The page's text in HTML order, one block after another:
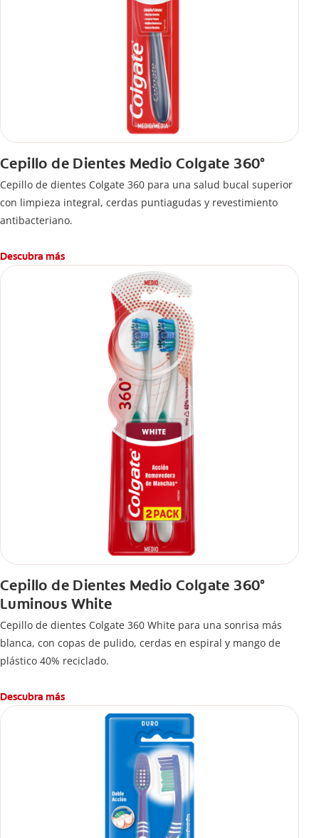
Cepillo de Dientes Medio Colgate 360°
Cepillo de dientes Colgate 360 ​​para una salud bucal superior
con limpieza integral, cerdas puntiagudas y revestimiento
antibacteriano.
Descubra más
Cepillo de Dientes Medio Colgate 360°
Luminous White
Cepillo de dientes Colgate 360 White para una sonrisa más
blanca, con copas de pulido, cerdas en espiral y mango de
plástico 40% reciclado.
Descubra más